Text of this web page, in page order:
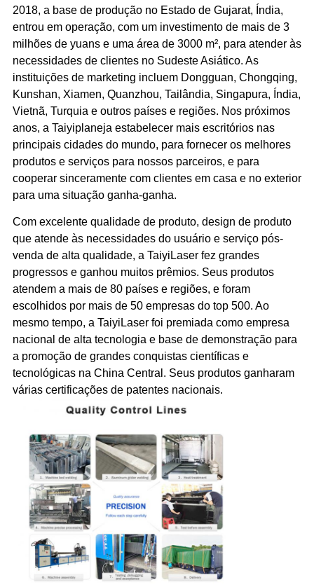
2018, a base de produção no Estado de Gujarat, Índia,
entrou em operação, com um investimento de mais de 3
milhões de yuans e uma área de 3000 m², para atender às
necessidades de clientes no Sudeste Asiático. As
instituições de marketing incluem Dongguan, Chongqing,
Kunshan, Xiamen, Quanzhou, Tailândia, Singapura, Índia,
Vietnã, Turquia e outros países e regiões. Nos próximos
anos, a Taiyiplaneja estabelecer mais escritórios nas
principais cidades do mundo, para fornecer os melhores
produtos e serviços para nossos parceiros, e para
cooperar sinceramente com clientes em casa e no exterior
para uma situação ganha-ganha.
Com excelente qualidade de produto, design de produto
que atende às necessidades do usuário e serviço pós-
venda de alta qualidade, a TaiyiLaser fez grandes
progressos e ganhou muitos prêmios. Seus produtos
atendem a mais de 80 países e regiões, e foram
escolhidos por mais de 50 empresas do top 500. Ao
mesmo tempo, a TaiyiLaser foi premiada como empresa
nacional de alta tecnologia e base de demonstração para
a promoção de grandes conquistas científicas e
tecnológicas na China Central. Seus produtos ganharam
várias certificações de patentes nacionais.